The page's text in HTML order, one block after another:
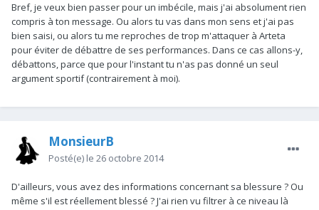
Bref, je veux bien passer pour un imbécile, mais j'ai absolument rien
compris à ton message. Ou alors tu vas dans mon sens et j'ai pas
bien saisi, ou alors tu me reproches de trop m'attaquer à Arteta
pour éviter de débattre de ses performances. Dans ce cas allons-y,
débattons, parce que pour l'instant tu n'as pas donné un seul
argument sportif (contrairement à moi).
MonsieurB
Posté(e) le 26 octobre 2014
D'ailleurs, vous avez des informations concernant sa blessure ? Ou
même s'il est réellement blessé ? J'ai rien vu filtrer à ce niveau là